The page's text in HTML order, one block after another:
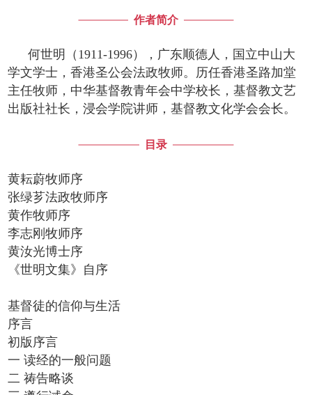
作者简介
何世明（1911-1996），广东顺德人，国立中山大
学文学士，香港圣公会法政牧师。历任香港圣路加堂
主任牧师，中华基督教青年会中学校长，基督教文艺
出版社社长，浸会学院讲师，基督教文化学会会长。
目录
黄耘蔚牧师序
张绿芗法政牧师序
黄作牧师序
李志刚牧师序
黄汝光博士序
《世明文集》自序
基督徒的信仰与生活
序言
初版序言
一 读经的一般问题
二 祷告略谈